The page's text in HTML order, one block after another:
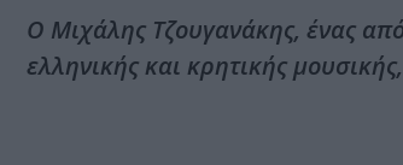
Ο Μιχάλης Τζουγανάκης, ένας
ελληνικής και κρητικής